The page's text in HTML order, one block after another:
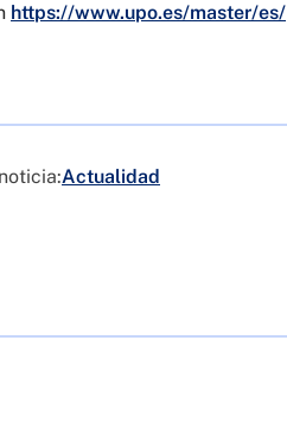
https://www.upo.es/master/es/
Actualidad